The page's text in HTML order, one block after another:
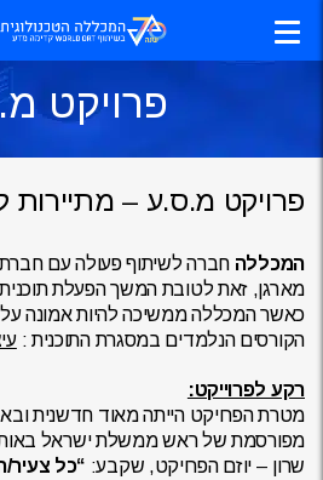
פרויקט
פרויקט מ.ס.ע – מתיירות
המכללה חברה לשיתוף פעולה עם חברת
מארגן, זאת לטובת המשך הפעלת
כאשר המכללה ממשיכה להיות אמונה
הקורסים הנלמדים במסגרת התוכנית :
רקע לפרוייקט:
מטרת הפרויקט הייתה מאוד חדשנית
מפורסמת של ראש ממשלת ישראל
שרון – יוזם הפרויקט, שקבע: “כל צעיר/